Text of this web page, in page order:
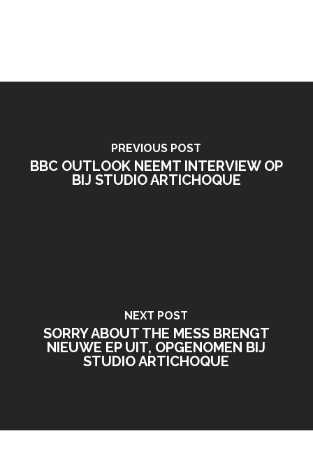
PREVIOUS POST
BBC OUTLOOK NEEMT INTERVIEW OP
BIJ STUDIO ARTICHOQUE
NEXT POST
SORRY ABOUT THE MESS BRENGT
NIEUWE EP UIT, OPGENOMEN BIJ
STUDIO ARTICHOQUE